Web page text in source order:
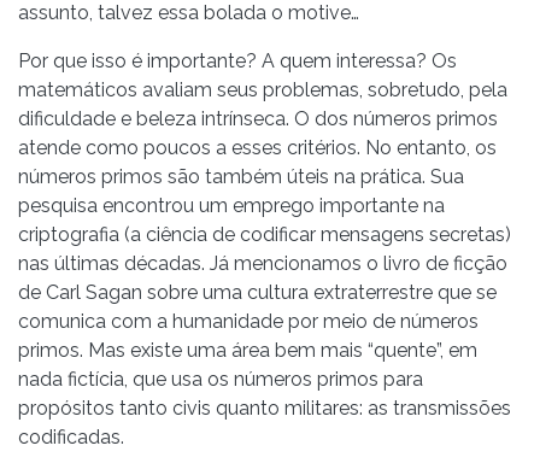
assunto, talvez essa bolada o motive…
Por que isso é importante? A quem interessa? Os
matemáticos avaliam seus problemas, sobretudo, pela
dificuldade e beleza intrínseca. O dos números primos
atende como poucos a esses critérios. No entanto, os
números primos são também úteis na prática. Sua
pesquisa encontrou um emprego importante na
criptografia (a ciência de codificar mensagens secretas)
nas últimas décadas. Já mencionamos o livro de ficção
de Carl Sagan sobre uma cultura extraterrestre que se
comunica com a humanidade por meio de números
primos. Mas existe uma área bem mais “quente”, em
nada fictícia, que usa os números primos para
propósitos tanto civis quanto militares: as transmissões
codificadas.